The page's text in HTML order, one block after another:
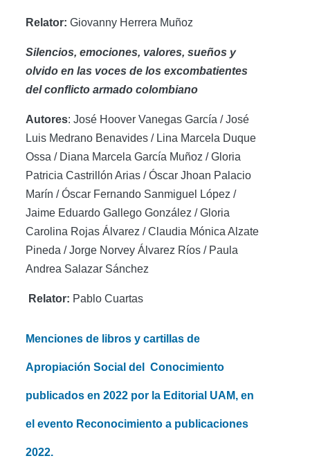
Relator: Giovanny Herrera Muñoz
Silencios, emociones, valores, sueños y
olvido en las voces de los excombatientes
del conflicto armado colombiano
Autores: José Hoover Vanegas García / José
Luis Medrano Benavides / Lina Marcela Duque
Ossa / Diana Marcela García Muñoz / Gloria
Patricia Castrillón Arias / Óscar Jhoan Palacio
Marín / Óscar Fernando Sanmiguel López /
Jaime Eduardo Gallego González / Gloria
Carolina Rojas Álvarez / Claudia Mónica Alzate
Pineda / Jorge Norvey Álvarez Ríos / Paula
Andrea Salazar Sánchez
Relator: Pablo Cuartas
Menciones de libros y cartillas de
Apropiación Social del Conocimiento
publicados en 2022 por la Editorial UAM, en
el evento Reconocimiento a publicaciones
2022.